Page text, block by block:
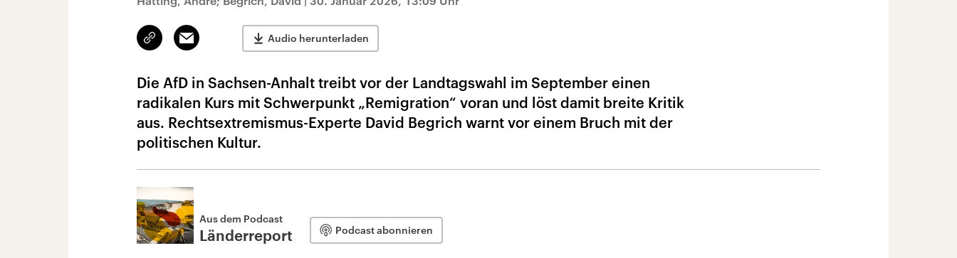
Link
kopieren/teilen
Email Audio herunterladen
Die AfD in Sachsen-Anhalt treibt vor der Landtagswahl im September einen
radikalen Kurs mit Schwerpunkt „Remigration“ voran und löst damit breite Kritik
aus. Rechtsextremismus-Experte David Begrich warnt vor einem Bruch mit der
politischen Kultur.
Aus dem Podcast
Länderreport Podcast abonnieren